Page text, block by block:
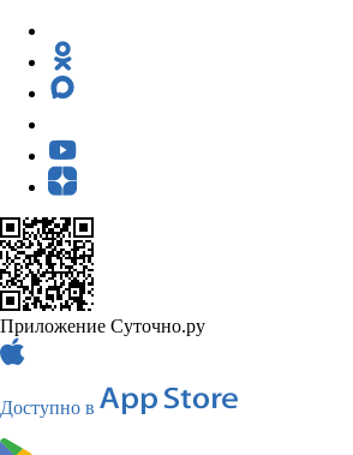
Приложение Суточно.ру
Доступно в